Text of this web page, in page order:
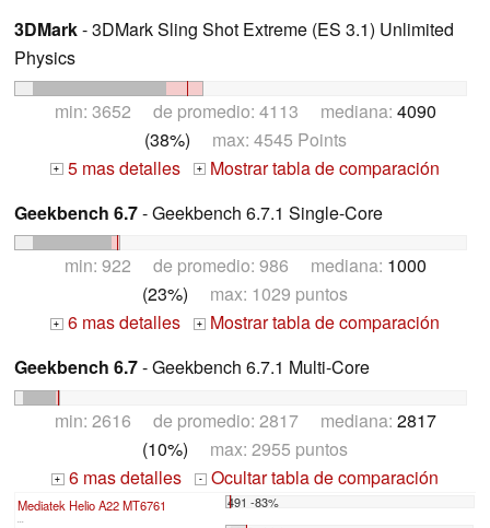
3DMark- 3DMark Sling Shot Extreme (ES 3.1) Unlimited
Physics
min: 3652 de promedio: 4113 mediana: 4090
(38%) max: 4545 Points
+ 5 mas detalles +
Mostrar tabla de comparación
Geekbench 6.7- Geekbench 6.7.1 Single-Core
min: 922 de promedio: 986 mediana: 1000
(23%) max: 1029 puntos
+ 6 mas detalles +
Mostrar tabla de comparación
Geekbench 6.7- Geekbench 6.7.1 Multi-Core
min: 2616 de promedio: 2817 mediana: 2817
(10%) max: 2955 puntos
+ 6 mas detalles - Ocultar tabla de comparación
Mediatek Helio A22 MT6761 491 -83%
...